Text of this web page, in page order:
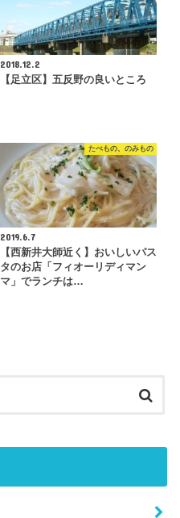
2018.12.2
【足立区】五反野の良いところ
たべもの、のみもの
2019.6.7
【西新井大師近く】おいしいパス
タのお店「フィオーリディマン
マ」でランチは…